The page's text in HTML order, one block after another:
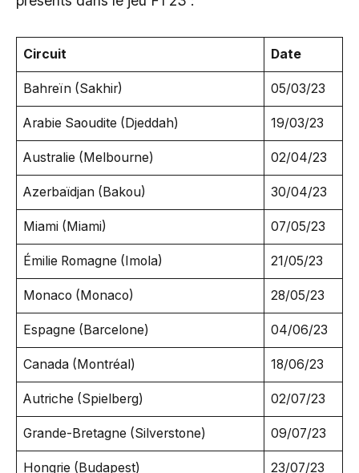
Circuit Date
Bahreïn (Sakhir) 05/03/23
Arabie Saoudite (Djeddah) 19/03/23
Australie (Melbourne) 02/04/23
Azerbaïdjan (Bakou) 30/04/23
Miami (Miami) 07/05/23
Émilie Romagne (Imola) 21/05/23
Monaco (Monaco) 28/05/23
Espagne (Barcelone) 04/06/23
Canada (Montréal) 18/06/23
Autriche (Spielberg) 02/07/23
Grande-Bretagne (Silverstone) 09/07/23
Hongrie (Budapest) 23/07/23